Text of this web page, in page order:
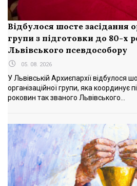
Відбулося шосте засідання
групи з підготовки до 80-х
Львівського псевдособору
05. 08. 2026
У Львівській Архиєпархії відбулося
організаційної групи, яка координує
роковин так званого Львівського...